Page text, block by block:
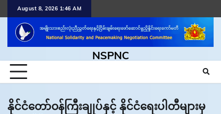
content
August 8, 2026 1:46 AM
NSPNC
နိုင်ငံတော်ဝန်ကြီးချုပ်နှင့် နိုင်ငံရေးပါတီများမှ